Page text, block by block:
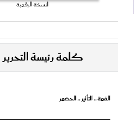
النسخة الرقمية
كلمة رئيسة التحرير
القوة .. التأثير .. الحضور